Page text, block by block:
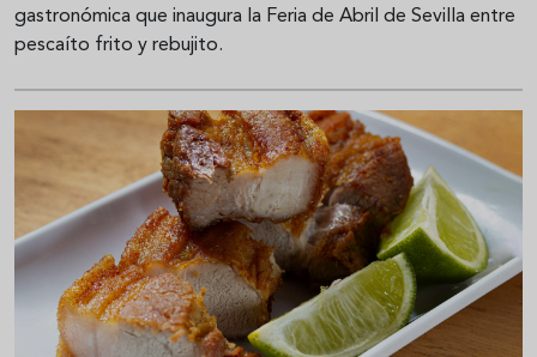
gastronómica que inaugura la Feria de Abril de Sevilla entre
pescaíto frito y rebujito.